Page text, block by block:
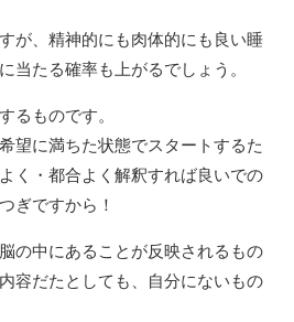
が、精神的にも肉体的にも良い睡
当たる確率も上がるでしょう。
るものです。
望に満ちた状態でスタートするた
く・都合よく解釈すれば良いでの
ぎですから！
の中にあることが反映されるもの
容だたとしても、自分にないもの